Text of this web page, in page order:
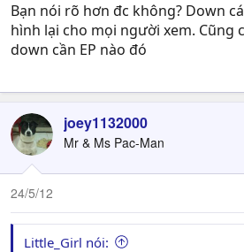
Bạn nói rõ hơn đc không? Down
hình lại cho mọi người xem. Cũng
down cần EP nào đó
joey1132000
Mr & Ms Pac-Man
24/5/12
Little_Girl nói: